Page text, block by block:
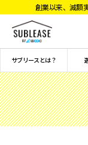
創業以来、減額
サブリースとは？